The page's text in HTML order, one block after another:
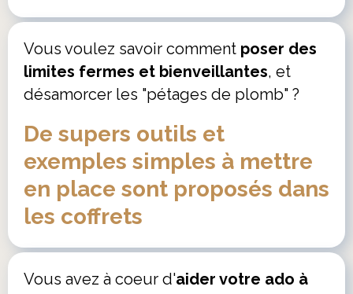
Vous voulez savoir comment poser des
limites fermes et bienveillantes, et
désamorcer les "pétages de plomb" ?
De supers outils et
exemples simples à mettre
en place sont proposés dans
les coffrets
Vous avez à coeur d'aider votre ado à